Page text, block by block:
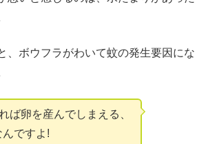
、ボウフラがわいて蚊の発生要因にな
ば卵を産んでしまえる、
ですよ!